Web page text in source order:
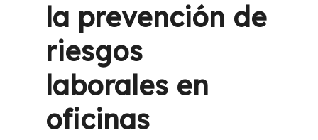
la prevención de
riesgos
laborales en
oficinas